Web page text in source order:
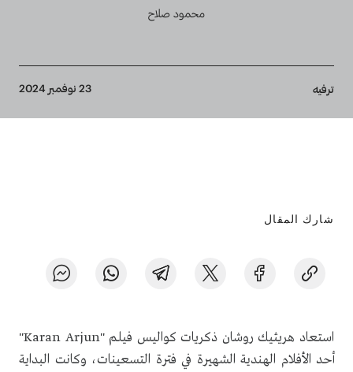
محمود صلاح
Breadcrumb
ترفيه 23 نوفمبر 2024
شارك المقال
استعاد هريثيك روشان ذكريات كواليس فيلم "Karan Arjun"
أحد الأفلام الهندية الشهيرة في فترة التسعينات، وكانت البداية